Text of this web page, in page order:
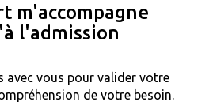
m'accompagne
l'admission
avec vous pour valider votre
de votre besoin.